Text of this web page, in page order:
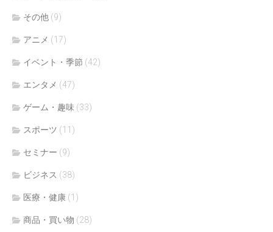
その他 (9)
アニメ (17)
イベント・季節 (42)
エンタメ (47)
ゲーム・趣味 (33)
スポーツ (11)
セミナー (9)
ビジネス (38)
医療・健康 (1)
商品・買い物 (28)